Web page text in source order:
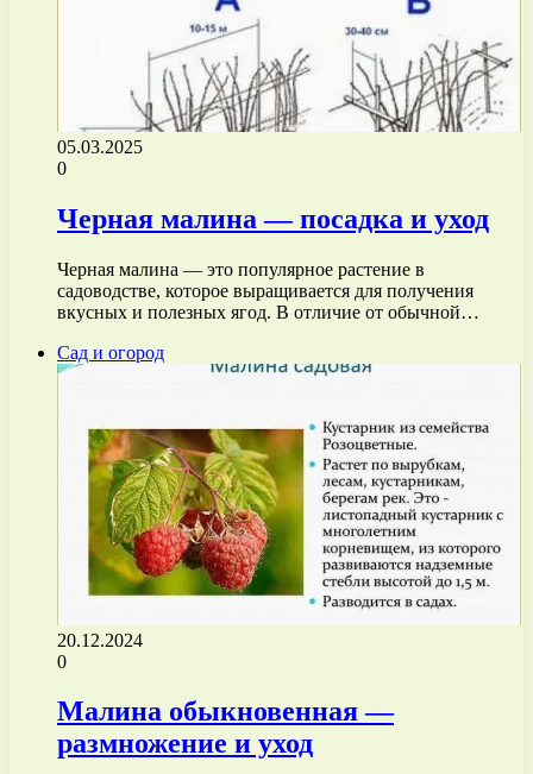
05.03.2025
0
Черная малина — посадка и уход
Черная малина — это популярное растение в
садоводстве, которое выращивается для получения
вкусных и полезных ягод. В отличие от обычной…
Сад и огород
20.12.2024
0
Малина обыкновенная —
размножение и уход